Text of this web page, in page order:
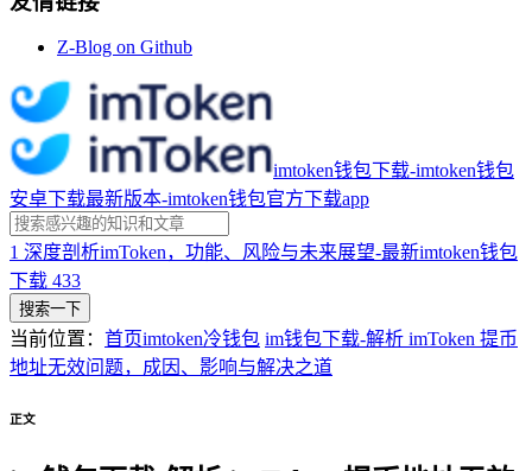
Z-Blog on Github
imtoken钱包下载-imtoken钱包
安卓下载最新版本-imtoken钱包官方下载app
1 深度剖析imToken，功能、风险与未来展望-最新imtoken钱包
下载 433
搜索一下
当前位置： 首页imtoken冷钱包 im钱包下载-解析 imToken 提币
地址无效问题，成因、影响与解决之道
正文